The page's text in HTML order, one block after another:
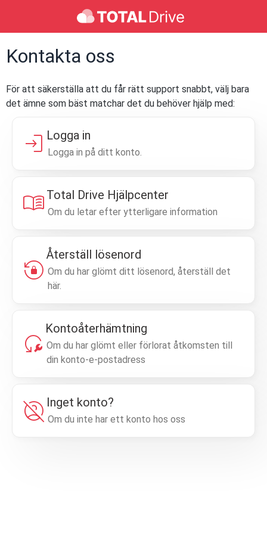
Kontakta oss
För att säkerställa att du får rätt support snabbt, välj bara
det ämne som bäst matchar det du behöver hjälp med:
login Logga in
Logga in på ditt konto.
menu_book Total Drive Hjälpcenter
Om du letar efter ytterligare information
lock_reset
Återställ lösenord
Om du har glömt ditt lösenord, återställ det
här.
reset_wrench
Kontoåterhämtning
Om du har glömt eller förlorat åtkomsten till
din konto-e-postadress
account_circle_off Inget konto?
Om du inte har ett konto hos oss